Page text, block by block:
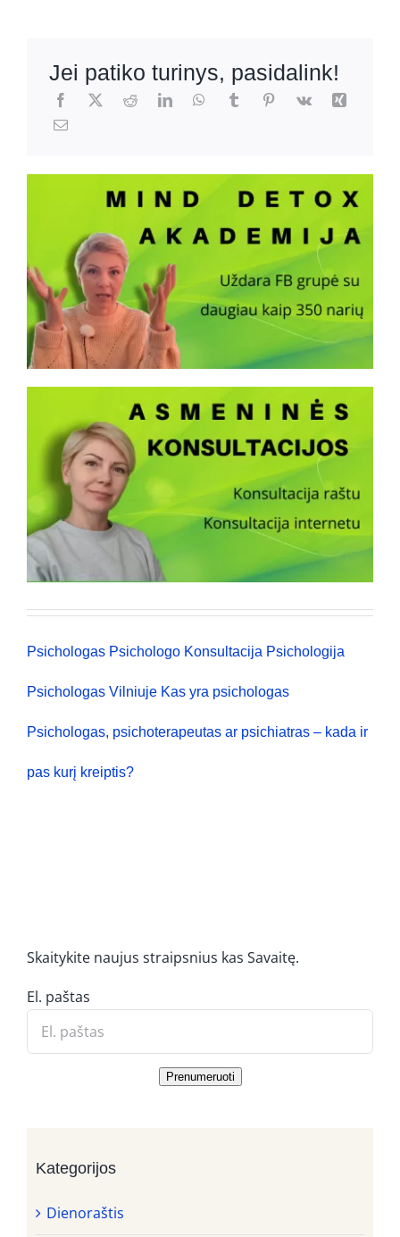
Jei patiko turinys, pasidalink!
Psichologas Psichologo Konsultacija Psichologija
Psichologas Vilniuje Kas yra psichologas
Psichologas, psichoterapeutas ar psichiatras – kada ir
pas kurį kreiptis?
Skaitykite naujus straipsnius kas Savaitę.
El. paštas
Prenumeruoti
Kategorijos
Dienoraštis